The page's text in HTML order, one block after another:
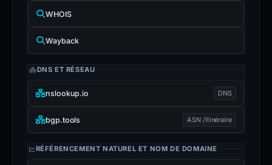
WHOIS
Wayback
DNS ET RÉSEAU
nslookup.io DNS
bgp.tools ASN /Itinéraire
RÉFÉRENCEMENT NATUREL ET NOM DE DOMAINE